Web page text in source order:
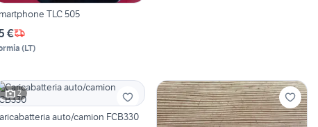
TLC 505
€
(LT)
2
auto/camion FCB330